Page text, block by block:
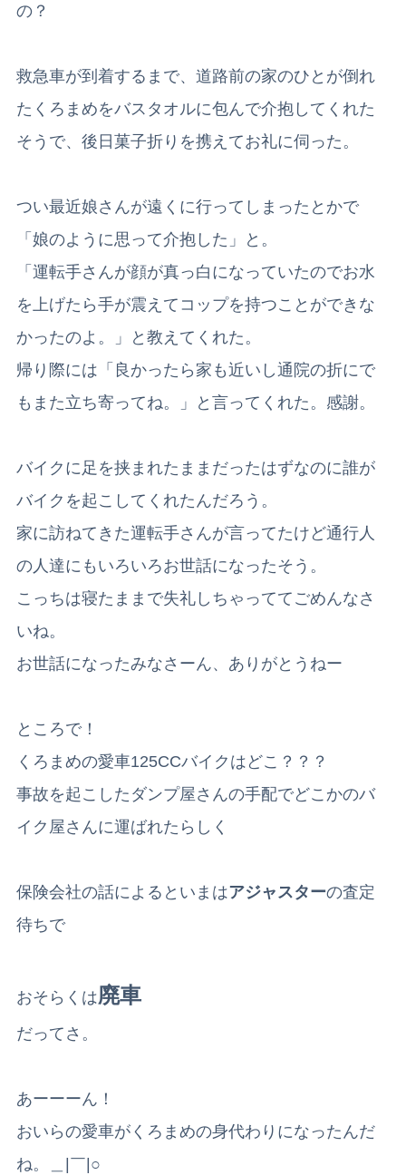
の？
救急車が到着するまで、道路前の家のひとが倒れ
たくろまめをバスタオルに包んで介抱してくれた
そうで、後日菓子折りを携えてお礼に伺った。
つい最近娘さんが遠くに行ってしまったとかで
「娘のように思って介抱した」と。
「運転手さんが顔が真っ白になっていたのでお水
を上げたら手が震えてコップを持つことができな
かったのよ。」と教えてくれた。
帰り際には「良かったら家も近いし通院の折にで
もまた立ち寄ってね。」と言ってくれた。感謝。
バイクに足を挟まれたままだったはずなのに誰が
バイクを起こしてくれたんだろう。
家に訪ねてきた運転手さんが言ってたけど通行人
の人達にもいろいろお世話になったそう。
こっちは寝たままで失礼しちゃっててごめんなさ
いね。
お世話になったみなさーん、ありがとうねー
ところで！
くろまめの愛車125CCバイクはどこ？？？
事故を起こしたダンプ屋さんの手配でどこかのバ
イク屋さんに運ばれたらしく
保険会社の話によるといまはアジャスターの査定
待ちで
おそらくは廃車
だってさ。
あーーーん！
おいらの愛車がくろまめの身代わりになったんだ
ね。＿|￣|○